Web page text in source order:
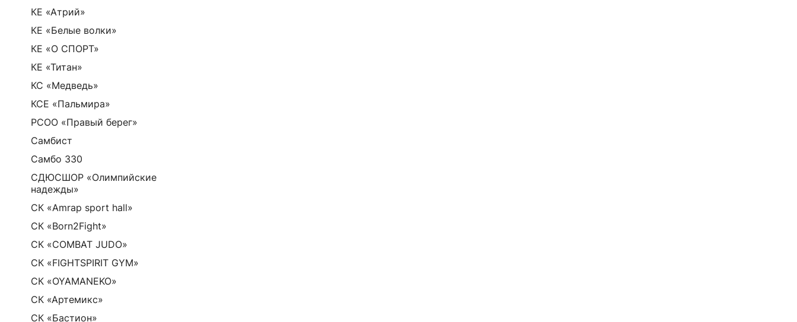
КЕ «Атрий»
КЕ «Белые волки»
КЕ «О СПОРТ»
КЕ «Титан»
КС «Медведь»
КСЕ «Пальмира»
РСОО «Правый берег»
Самбист
Самбо 330
СДЮСШОР «Олимпийские
надежды»
СК «Amrap sport hall»
СК «Born2Fight»
СК «COMBAT JUDO»
СК «FIGHTSPIRIT GYM»
СК «OYAMANEKO»
СК «Артемикс»
СК «Бастион»